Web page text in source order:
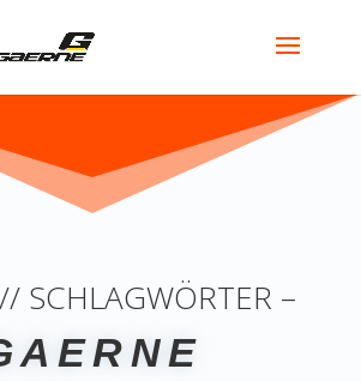
SCHLAGWÖRTER –